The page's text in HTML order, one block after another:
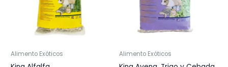
Alimento Exóticos Alimento Exóticos